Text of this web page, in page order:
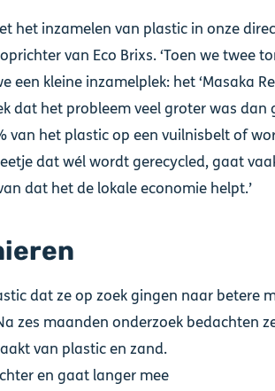
het inzamelen van plastic in onze
van Eco Brixs. ‘Toen we twee
een kleine inzamelplek: het ‘Masaka
dat het probleem veel groter was dan
van het plastic op een vuilnisbelt of
dat wél wordt gerecycled, gaat
dat het de lokale economie helpt.’
dat ze op zoek gingen naar betere
zes maanden onderzoek bedachten
van plastic en zand.
en gaat langer mee